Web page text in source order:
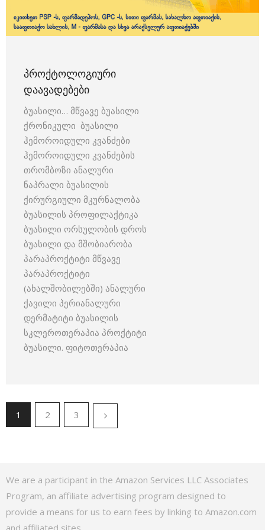
ᲞᲠᲝᲥᲢᲝᲚᲝᲒᲘᲣᲠᲘ
ᲓᲐᲐᲕᲐᲓᲔᲑᲔᲑᲘ
ბუასილი… მწვავე ბუასილი
ქრონიკული ბუასილი
ჰემოროიდული კვანძები
ჰემოროიდული კვანძების
თრომბოზი ანალური
ნაპრალი ბუასილის
ქირურგიული მკურნალობა
ბუასილის პროფილაქტიკა
ბუასილი ორსულობის დროს
ბუასილი და მშობიარობა
პარაპროქტიტი მწვავე
პარაპროქტიტი
(ახალშობილებში) ანალური
ქავილი პერიანალური
დერმატიტი ბუასილის
სკლეროთერაპია პროქტიტი
ბუასილი. ფიტოთერაპია
1 2 3
We are a participant in the Amazon Services LLC Associates
Program, an affiliate advertising program designed to
provide a means for us to earn fees by linking to Amazon.com